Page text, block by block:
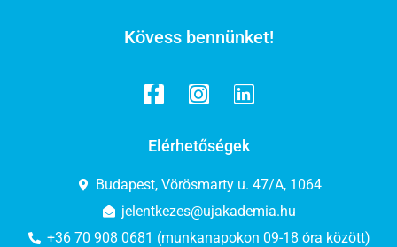
Kövess bennünket!
Elérhetőségek
Budapest, Vörösmarty u. 47/A, 1064
jelentkezes@ujakademia.hu
+36 70 908 0681 (munkanapokon 09-18 óra között)